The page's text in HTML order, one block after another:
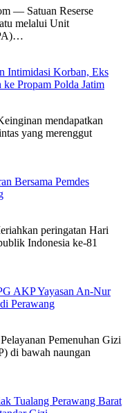
— Satuan Reserse
melalui Unit
Intimidasi Korban, Eks
Propam Polda Jatim
mendapatkan
yang merenggut
Bersama Pemdes
peringatan Hari
Indonesia ke-81
AKP Yayasan An-Nur
Perawang
Pemenuhan Gizi
di bawah naungan
Tualang Perawang Barat